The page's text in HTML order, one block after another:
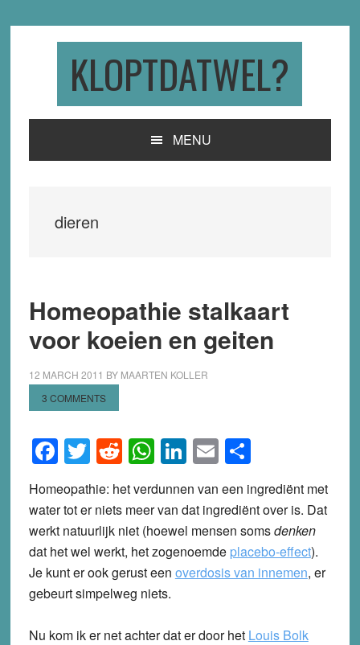
KLOPTDATWEL?
MENU
dieren
Homeopathie stalkaart
voor koeien en geiten
12 MARCH 2011 BY MAARTEN KOLLER
3 COMMENTS
Facebook
Twitter
Reddit
WhatsApp
LinkedIn
EmailShare
Homeopathie: het verdunnen van een ingrediënt met
water tot er niets meer van dat ingrediënt over is. Dat
werkt natuurlijk niet (hoewel mensen somsdenken
dat het wel werkt, het zogenoemde placebo-effect).
Je kunt er ook gerust een overdosis van innemen, er
gebeurt simpelweg niets.
Nu kom ik er net achter dat er door het Louis Bolk